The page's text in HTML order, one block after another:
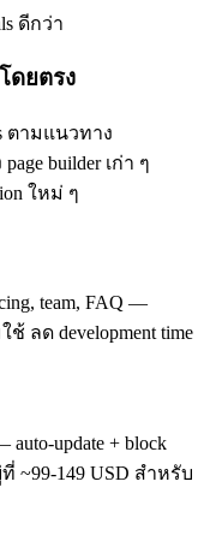
ดีกว่า
ดยตรง
ตามแนวทาง
builder เก่า ๆ
ใหม่ ๆ
team, FAQ —
ลด development time
update + block
~99-149 USD สำหรับ